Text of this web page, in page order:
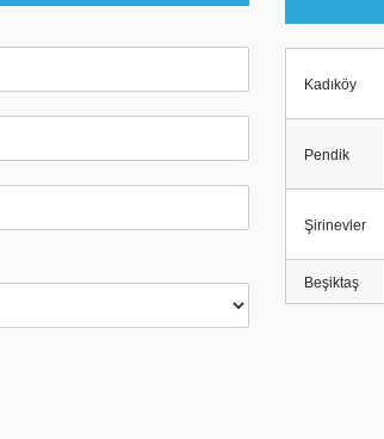
Kadıköy
Pendik
Şirinevler
Beşiktaş